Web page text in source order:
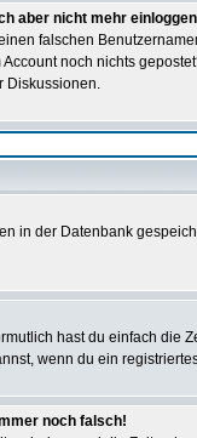
aber nicht mehr
falschen
noch nichts
Diskussionen.
in der Datenbank
hast du einfach die
wenn du ein
noch falsch!